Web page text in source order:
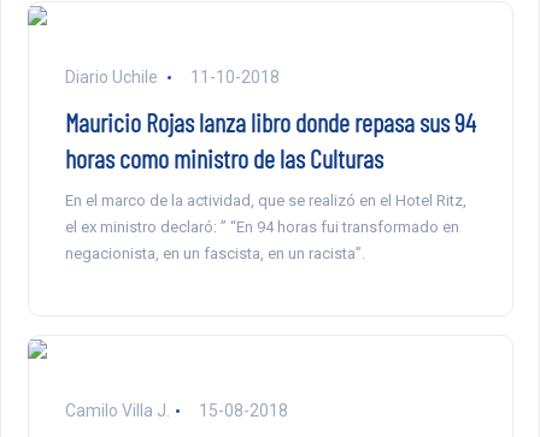
Diario Uchile 11-10-2018
Mauricio Rojas lanza libro donde repasa sus 94
horas como ministro de las Culturas
En el marco de la actividad, que se realizó en el Hotel Ritz,
el ex ministro declaró: ” “En 94 horas fui transformado en
negacionista, en un fascista, en un racista”.
Camilo Villa J. 15-08-2018